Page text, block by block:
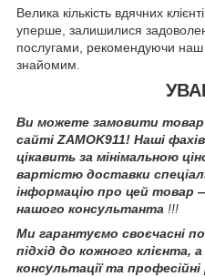
Велика кількість вдячних
уперше, залишилися
послугами, рекомендуючи наш
знайомим.
Ви можете замовити товар
сайті ZAMOK911! Наші
цікавить за мінімальною
вартістю доставки
інформацію про цей
нашого консультанта !!!
Ми гарантуємо своєчасні
підхід до кожного клієнта,
консультації та